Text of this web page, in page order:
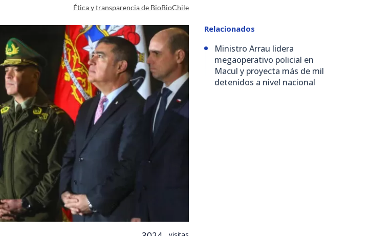
Ética y transparencia de BioBioChile
Relacionados
Ministro Arrau lidera
megaoperativo policial en
Macul y proyecta más de mil
detenidos a nivel nacional